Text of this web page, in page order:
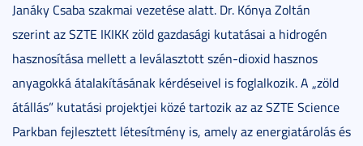
Janáky Csaba szakmai vezetése alatt. Dr. Kónya Zoltán
szerint az SZTE IKIKK zöld gazdasági kutatásai a hidrogén
hasznosítása mellett a leválasztott szén-dioxid hasznos
anyagokká átalakításának kérdéseivel is foglalkozik. A „zöld
átállás” kutatási projektjei közé tartozik az az SZTE Science
Parkban fejlesztett létesítmény is, amely az energiatárolás és